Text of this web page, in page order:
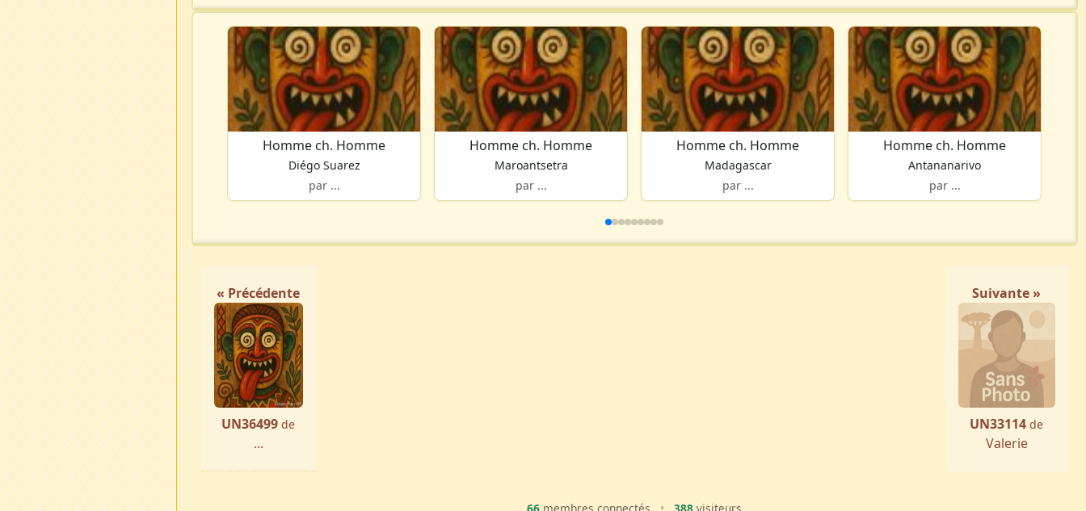
Homme ch. Homme
Diégo Suarez
par ...
Homme ch. Homme
Maroantsetra
par ...
Homme ch. Homme
Madagascar
par ...
Homme ch. Homme
Antananarivo
par ...
« Précédente
UN36499 de
...
Suivante »
UN33114 de
Valerie